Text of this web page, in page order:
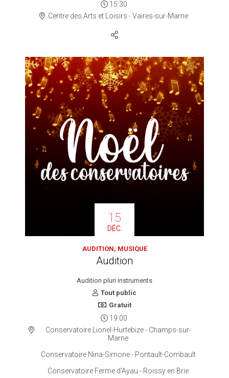
15:30
Centre des Arts et Loisirs - Vaires-sur-Marne
15
DÉC.
AUDITION, MUSIQUE
Audition
Audition pluri instruments
Tout public
Gratuit
19:00
Conservatoire Lionel-Hurtebize - Champs-sur-
Marne
Conservatoire Nina-Simone - Pontault-Combault
Conservatoire Ferme d'Ayau - Roissy en Brie